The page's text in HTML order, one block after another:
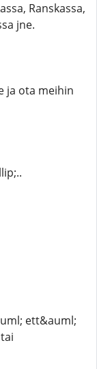
Ranskassa,
jne.
ja ota meihin
ett&auml;